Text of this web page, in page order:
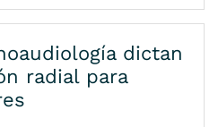
dictan
radial para